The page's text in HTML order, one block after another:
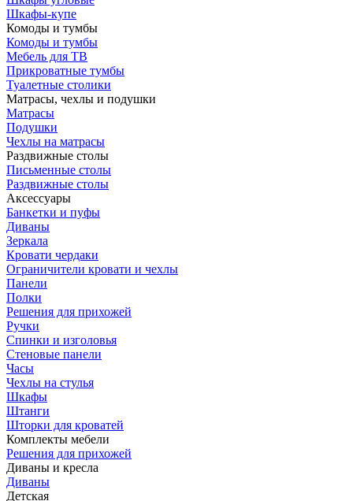
Шкафы-купе
Комоды и тумбы
Комоды и тумбы
Мебель для ТВ
Прикроватные тумбы
Туалетные столики
Матрасы, чехлы и подушки
Матрасы
Подушки
Чехлы на матрасы
Раздвижные столы
Письменные столы
Раздвижные столы
Аксессуары
Банкетки и пуфы
Диваны
Зеркала
Кровати чердаки
Ограничители кровати и чехлы
Панели
Полки
Решения для прихожей
Ручки
Спинки и изголовья
Стеновые панели
Часы
Чехлы на стулья
Шкафы
Штанги
Шторки для кроватей
Комплекты мебели
Решения для прихожей
Диваны и кресла
Диваны
Детская